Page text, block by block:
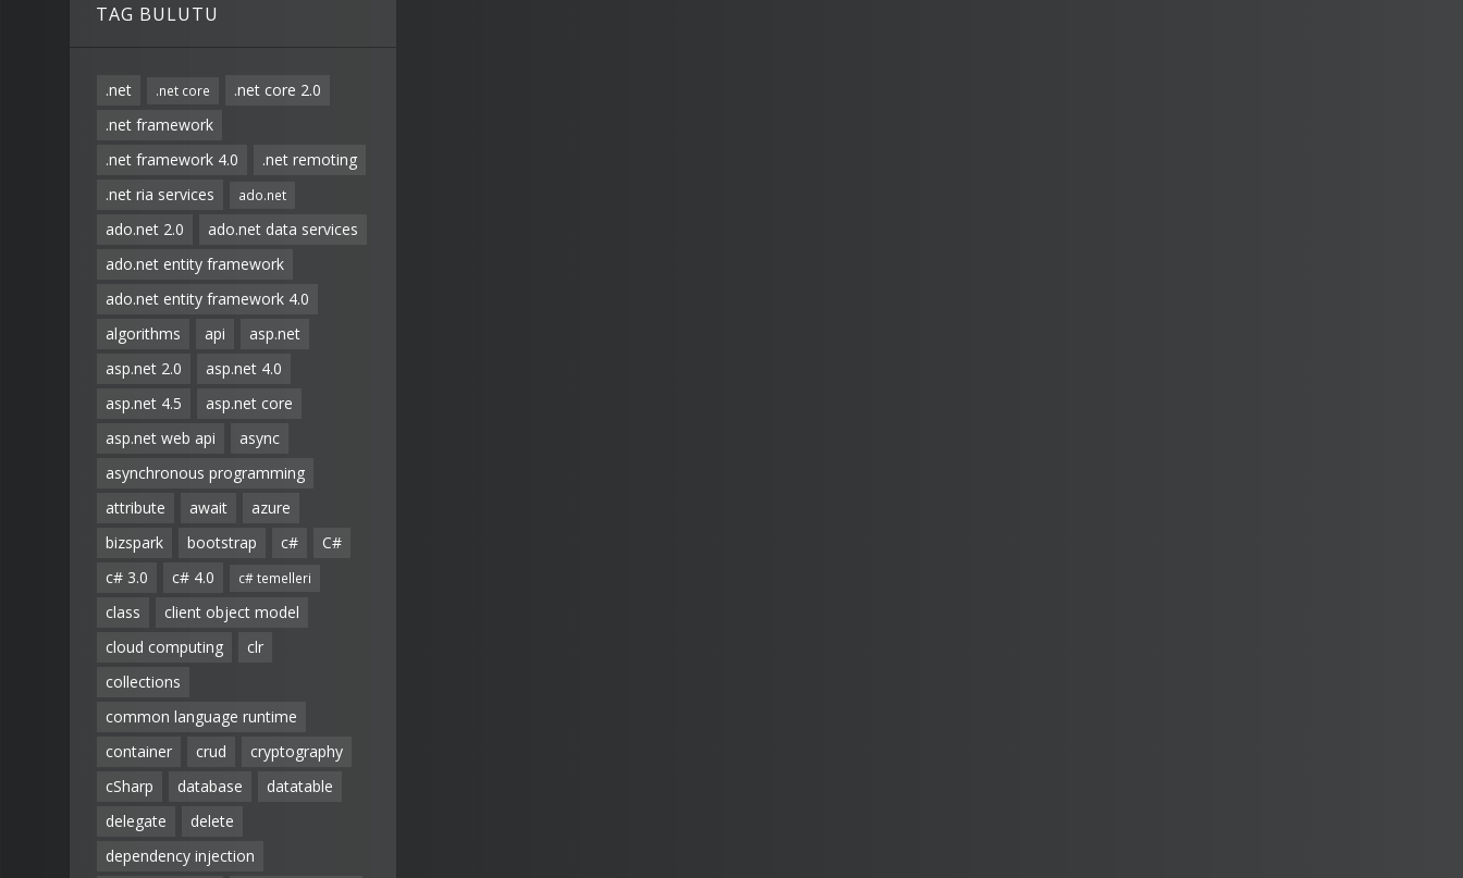
TAG BULUTU
.net .net core
.net core 2.0
.net framework
.net framework 4.0
.net remoting
.net ria services
ado.net
ado.net 2.0
ado.net data services
ado.net entity framework
ado.net entity framework 4.0
algorithms
api
asp.net
asp.net 2.0
asp.net 4.0
asp.net 4.5
asp.net core
asp.net web api
async
asynchronous programming
attribute
await
azure
bizspark
bootstrap c#
C#
c# 3.0
c# 4.0 c# temelleri
class
client object model
cloud computing
clr
collections
common language runtime
container
crud
cryptography
cSharp
database
datatable
delegate
delete
dependency injection